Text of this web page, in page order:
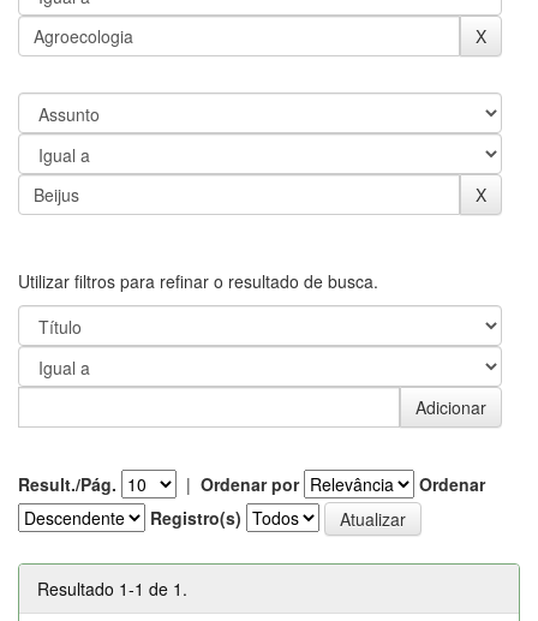
Utilizar filtros para refinar o resultado de busca.
Result./Pág. | Ordenar por
Ordenar
Registro(s)
Resultado 1-1 de 1.